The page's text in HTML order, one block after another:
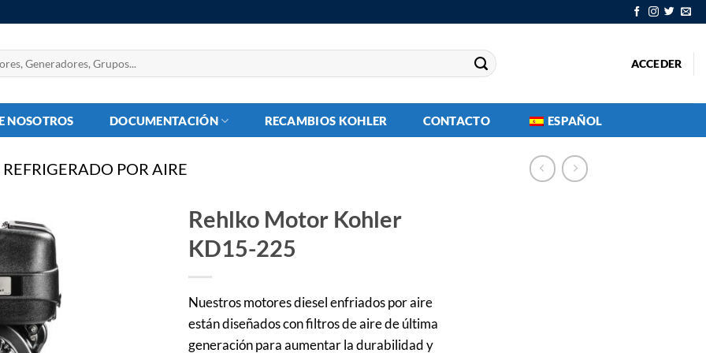
ACCEDER
NOSOTROS DOCUMENTACIÓN RECAMBIOS KOHLER CONTACTO ESPAÑOL
REFRIGERADO POR AIRE
Rehlko Motor Kohler
KD15-225
Nuestros motores diesel enfriados por aire
están diseñados con filtros de aire de última
generación para aumentar la durabilidad y